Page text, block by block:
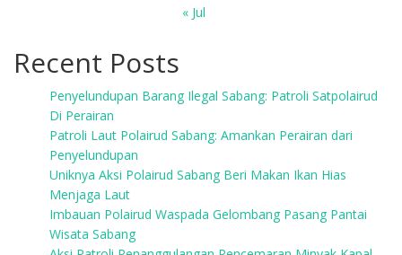
« Jul
Recent Posts
Penyelundupan Barang Ilegal Sabang: Patroli Satpolairud
Di Perairan
Patroli Laut Polairud Sabang: Amankan Perairan dari
Penyelundupan
Uniknya Aksi Polairud Sabang Beri Makan Ikan Hias
Menjaga Laut
Imbauan Polairud Waspada Gelombang Pasang Pantai
Wisata Sabang